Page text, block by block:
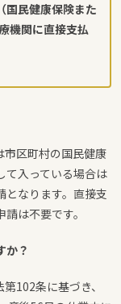
国民健康保険また
機関に直接支払
市区町村の国民健康
て入っている場合は
となります。直接支
は不要です。
か？
102条に基づき、